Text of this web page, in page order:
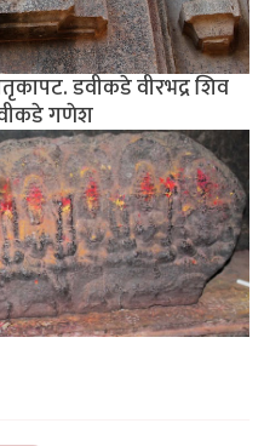
डवीकडे वीरभद्र शिव
गणेश